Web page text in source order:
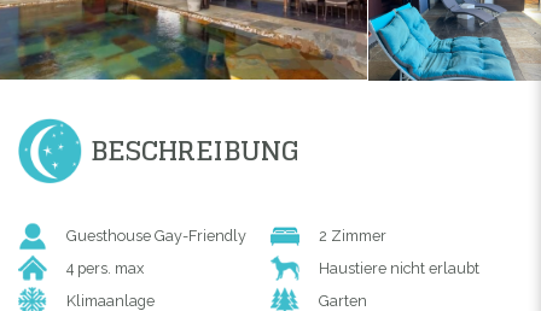
BESCHREIBUNG
Guesthouse Gay-Friendly
2 Zimmer
4 pers. max
Haustiere nicht erlaubt
Klimaanlage
Garten